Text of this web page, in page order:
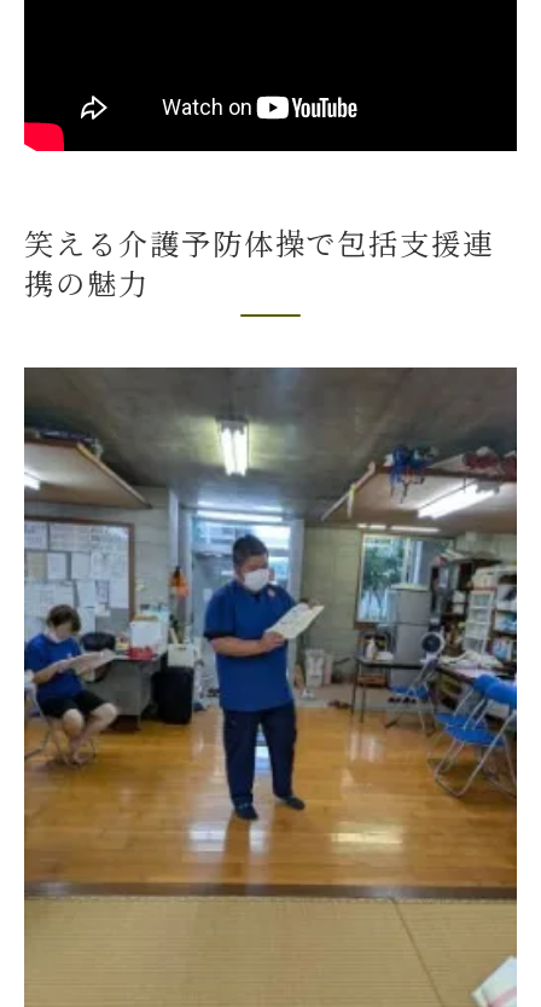
ご高齢者に寄り添うイベント成功の秘訣
引きこもり防止に効果的な包括支援コラボ術
沖縄県内イベント参加者の変化一覧
笑いと体操で社会参加を後押し
ご高齢者の孤立を防ぐコラボ実践例
笑える介護予防体操で包括支援連
携の魅力